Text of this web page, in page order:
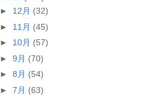
► 12月 (32)
► 11月 (45)
► 10月 (57)
► 9月 (70)
► 8月 (54)
► 7月 (63)